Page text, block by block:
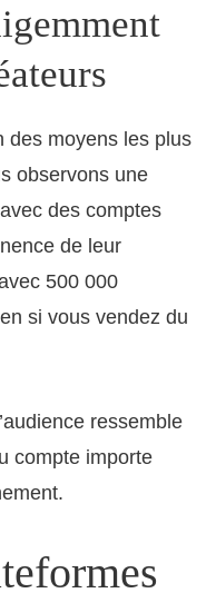
des moyens les plus
observons une
des comptes
de leur
500 000
si vous vendez du
ressemble
compte importe